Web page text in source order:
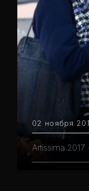
02 ноября
Artissima 2017